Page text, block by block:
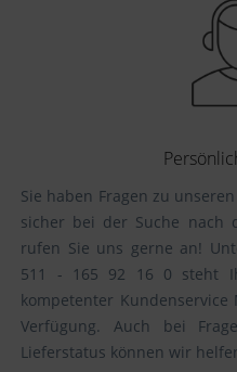
Sie haben Fragen zu
sicher bei der Suche nach
rufen Sie uns gerne an!
511 - 165 92 16 0 steht
kompetenter Kundenservice
Verfügung. Auch bei
Lieferstatus können wir